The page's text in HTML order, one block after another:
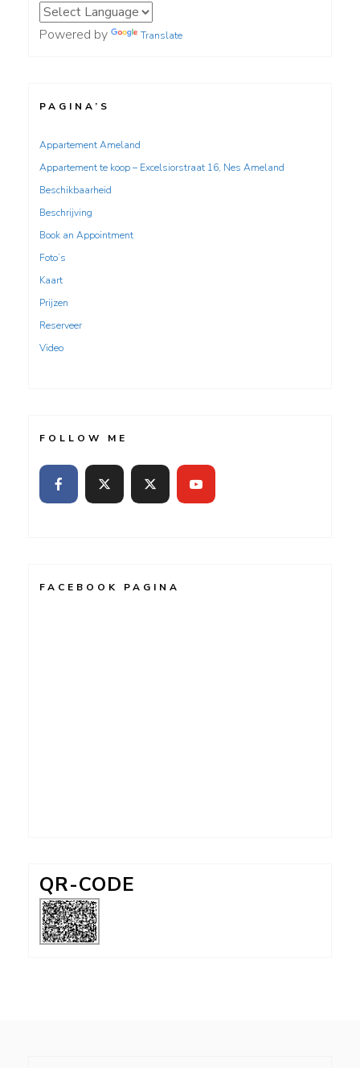
Powered by Translate
PAGINA’S
Appartement Ameland
Appartement te koop – Excelsiorstraat 16, Nes Ameland
Beschikbaarheid
Beschrijving
Book an Appointment
Foto’s
Kaart
Prijzen
Reserveer
Video
FOLLOW ME
FACEBOOK PAGINA
QR-CODE